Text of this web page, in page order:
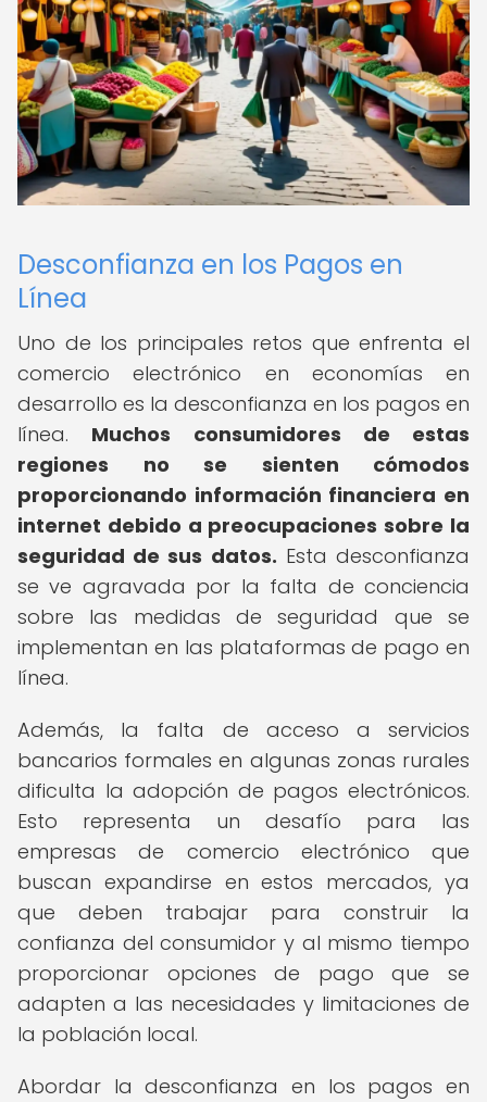
Desconfianza en los Pagos en
Línea
Uno de los principales retos que enfrenta el
comercio electrónico en economías en
desarrollo es la desconfianza en los pagos en
línea. Muchos consumidores de estas
regiones no se sienten cómodos
proporcionando información financiera en
internet debido a preocupaciones sobre la
seguridad de sus datos. Esta desconfianza
se ve agravada por la falta de conciencia
sobre las medidas de seguridad que se
implementan en las plataformas de pago en
línea.
Además, la falta de acceso a servicios
bancarios formales en algunas zonas rurales
dificulta la adopción de pagos electrónicos.
Esto representa un desafío para las
empresas de comercio electrónico que
buscan expandirse en estos mercados, ya
que deben trabajar para construir la
confianza del consumidor y al mismo tiempo
proporcionar opciones de pago que se
adapten a las necesidades y limitaciones de
la población local.
Abordar la desconfianza en los pagos en